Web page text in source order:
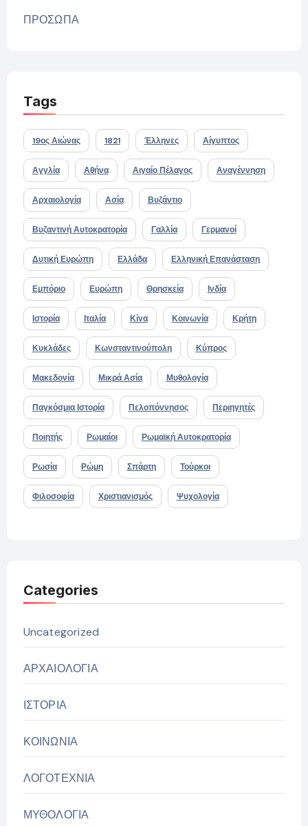
ΠΡΟΣΩΠΑ
Tags
19ος Αιώνας 1821 Έλληνες Αίγυπτος
Αγγλία Αθήνα Αιγαίο Πέλαγος Αναγέννηση
Αρχαιολογία Ασία Βυζάντιο
Βυζαντινή Αυτοκρατορία Γαλλία Γερμανοί
Δυτική Ευρώπη Ελλάδα Ελληνική Επανάσταση
Εμπόριο Ευρώπη Θρησκεία Ινδία
Ιστορία Ιταλία Κίνα Κοινωνία Κρήτη
Κυκλάδες Κωνσταντινούπολη Κύπρος
Μακεδονία Μικρά Ασία Μυθολογία
Παγκόσμια Ιστορία Πελοπόννησος Περιηγητές
Ποιητής Ρωμαίοι Ρωμαϊκή Αυτοκρατορία
Ρωσία Ρώμη Σπάρτη Τούρκοι
Φιλοσοφία Χριστιανισμός Ψυχολογία
Categories
Uncategorized
ΑΡΧΑΙΟΛΟΓΙΑ
ΙΣΤΟΡΙΑ
ΚΟΙΝΩΝΙΑ
ΛΟΓΟΤΕΧΝΙΑ
ΜΥΘΟΛΟΓΙΑ